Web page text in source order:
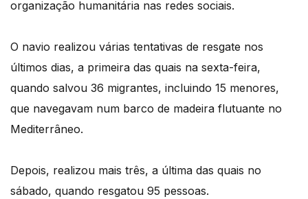
organização humanitária nas redes sociais.
O navio realizou várias tentativas de resgate nos
últimos dias, a primeira das quais na sexta-feira,
quando salvou 36 migrantes, incluindo 15 menores,
que navegavam num barco de madeira flutuante no
Mediterrâneo.
Depois, realizou mais três, a última das quais no
sábado, quando resgatou 95 pessoas.